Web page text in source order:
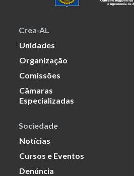
Crea-AL
Unidades
Organização
Comissões
Câmaras
Especializadas
Sociedade
Notícias
Cursos e Eventos
Denúncia